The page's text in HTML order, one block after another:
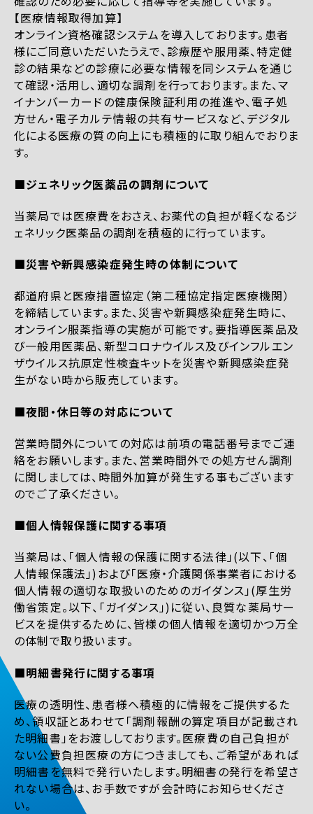
【医療情報取得加算】
オンライン資格確認システムを導入しております。患者
様にご同意いただいたうえで、診療歴や服用薬、特定健
診の結果などの診療に必要な情報を同システムを通じ
て確認・活用し、適切な調剤を行っております。また、マ
イナンバーカードの健康保険証利用の推進や、電子処
方せん・電子カルテ情報の共有サービスなど、デジタル
化による医療の質の向上にも積極的に取り組んでおりま
す。
■ジェネリック医薬品の調剤について
当薬局では医療費をおさえ、お薬代の負担が軽くなるジ
ェネリック医薬品の調剤を積極的に行っています。
■災害や新興感染症発生時の体制について
都道府県と医療措置協定（第二種協定指定医療機関）
を締結しています。また、災害や新興感染症発生時に、
オンライン服薬指導の実施が可能です。要指導医薬品及
び一般用医薬品、新型コロナウイルス及びインフルエン
ザウイルス抗原定性検査キットを災害や新興感染症発
生がない時から販売しています。
■夜間・休日等の対応について
営業時間外についての対応は前項の電話番号までご連
絡をお願いします。また、営業時間外での処方せん調剤
に関しましては、時間外加算が発生する事もございます
のでご了承ください。
■個人情報保護に関する事項
当薬局は、「個人情報の保護に関する法律」(以下、「個
人情報保護法」)および「医療・介護関係事業者における
個人情報の適切な取扱いのためのガイダンス」(厚生労
働省策定。以下、「ガイダンス」)に従い、良質な薬局サー
ビスを提供するために、皆様の個人情報を適切かつ万全
の体制で取り扱います。
■明細書発行に関する事項
医療の透明性、患者様へ積極的に情報をご提供するた
め、領収証とあわせて「調剤報酬の算定項目が記載され
た明細書」をお渡ししております。医療費の自己負担が
ない公費負担医療の方につきましても、ご希望があれば
明細書を無料で発行いたします。明細書の発行を希望さ
れない場合は、お手数ですが会計時にお知らせくださ
い。